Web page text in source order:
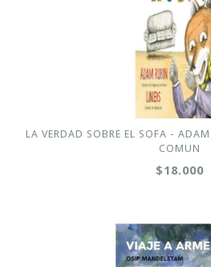
LA VERDAD SOBRE EL SOFA -
COMUN
$18.000